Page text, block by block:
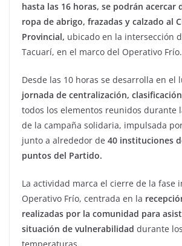
hasta las 16 horas, se podrán acercar
ropa de abrigo, frazadas y calzado al
Provincial, ubicado en la intersección
Tacuarí, en el marco del Operativo Frío.
Desde las 10 horas se desarrolla en el
jornada de centralización,
todos los elementos reunidos durante
de la campaña solidaria, impulsada
junto a alrededor de 40 instituciones
puntos del Partido.
La actividad marca el cierre de la fase
Operativo Frío, centrada en la
realizadas por la comunidad para
situación de vulnerabilidad durante